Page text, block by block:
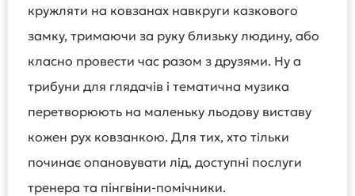
кружляти на ковзанах навкруги казкового
замку, тримаючи за руку близьку людину, або
класно провести час разом з друзями. Ну а
трибуни для глядачів і тематична музика
перетворюють на маленьку льодову виставу
кожен рух ковзанкою. Для тих, хто тільки
починає опановувати лід, доступні послуги
тренера та пінгвіни-помічники.